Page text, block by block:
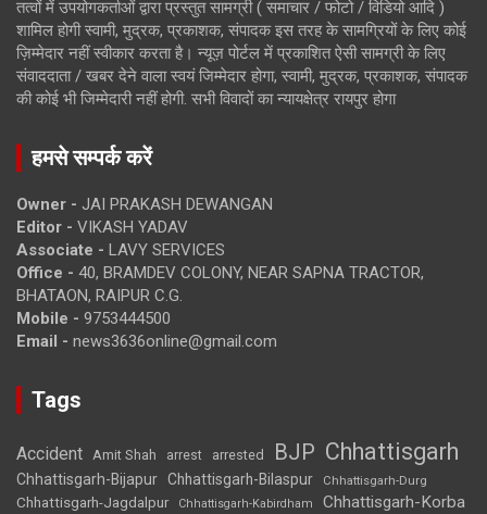
तत्वों में उपयोगकर्ताओं द्वारा प्रस्तुत सामग्री ( समाचार / फोटो / विडियो आदि )
शामिल होगी स्वामी, मुद्रक, प्रकाशक, संपादक इस तरह के सामग्रियों के लिए कोई
ज़िम्मेदार नहीं स्वीकार करता है। न्यूज़ पोर्टल में प्रकाशित ऐसी सामग्री के लिए
संवाददाता / खबर देने वाला स्वयं जिम्मेदार होगा, स्वामी, मुद्रक, प्रकाशक, संपादक
की कोई भी जिम्मेदारी नहीं होगी. सभी विवादों का न्यायक्षेत्र रायपुर होगा
हमसे सम्पर्क करें
Owner - JAI PRAKASH DEWANGAN
Editor - VIKASH YADAV
Associate - LAVY SERVICES
Office - 40, BRAMDEV COLONY, NEAR SAPNA TRACTOR,
BHATAON, RAIPUR C.G.
Mobile - 9753444500
Email - news3636online@gmail.com
Tags
Accident Amit Shah arrest arrested BJP Chhattisgarh
Chhattisgarh-Bijapur Chhattisgarh-Bilaspur Chhattisgarh-Durg
Chhattisgarh-Jagdalpur Chhattisgarh-Kabirdham Chhattisgarh-Korba